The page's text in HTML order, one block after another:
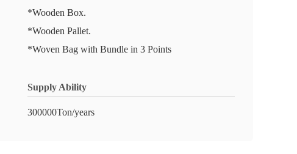
*Wooden Box.
*Wooden Pallet.
*Woven Bag with Bundle in 3 Points
Supply Ability
300000Ton/years